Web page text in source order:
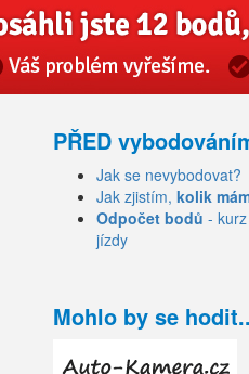
PŘED
Jak se nevybodovat?
Jak zjistím, kolik
Odpočet bodů -
jízdy
Mohlo by se